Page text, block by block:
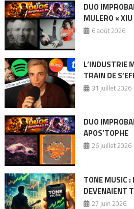
DUO
MULERO ×
6 août 2026
L’INDUSTRIE
TRAIN DE
31 juillet 2026
DUO
APOS’TOPHE
26 juillet 2026
TONE MUSIC :
DEVENAIENT
27 juin 2026